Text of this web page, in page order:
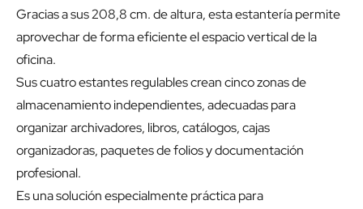
Gracias a sus 208,8 cm. de altura, esta estantería permite
aprovechar de forma eficiente el espacio vertical de la
oficina.
Sus cuatro estantes regulables crean cinco zonas de
almacenamiento independientes, adecuadas para
organizar archivadores, libros, catálogos, cajas
organizadoras, paquetes de folios y documentación
profesional.
Es una solución especialmente práctica para